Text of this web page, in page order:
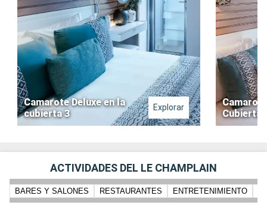
Camarote Deluxe en la
cubierta 3
Explorar
Cubierta
ACTIVIDADES DEL LE CHAMPLAIN
BARES Y SALONES RESTAURANTES ENTRETENIMIENTO